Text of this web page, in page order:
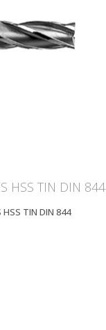
VIEW
HSS TIN DIN 844
HSS TIN DIN 844